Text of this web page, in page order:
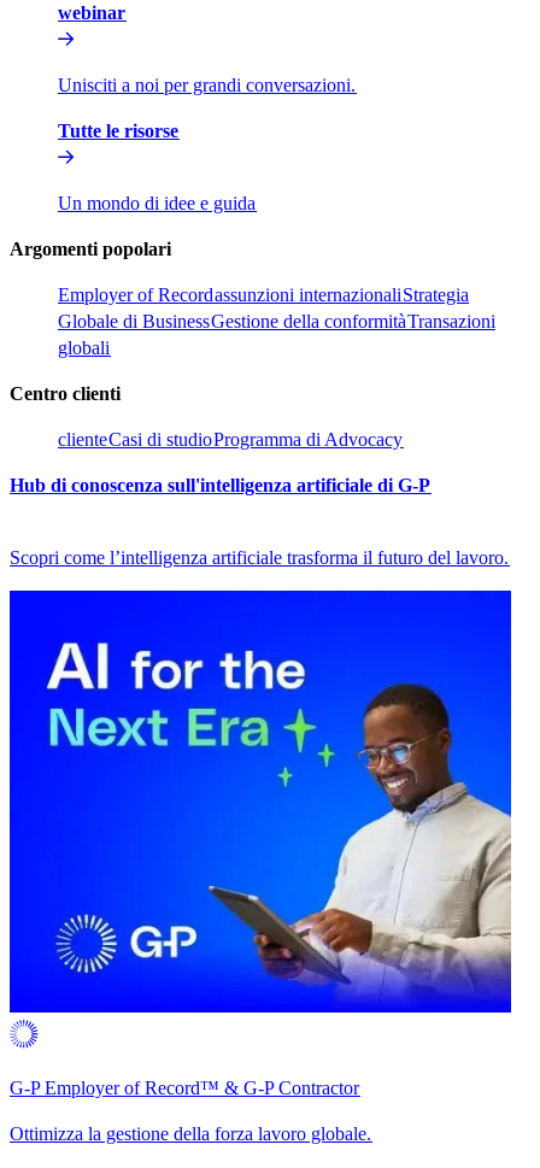
webinar​​
Unisciti a noi per grandi conversazioni.​​
Tutte le risorse​​
Un mondo di idee e guida​​
Argomenti popolari​​
Employer of Record​​assunzioni internazionali​​Strategia
Globale di Business​​Gestione della conformità​​Transazioni
globali​​
Centro clienti​​
cliente​​Casi di studio​​Programma di Advocacy​​
Hub di conoscenza sull'intelligenza artificiale di G-P​​
Scopri come l’intelligenza artificiale trasforma il futuro del lavoro.​​
G-P Employer of Record™ & G-P Contractor​​
Ottimizza la gestione della forza lavoro globale.​​